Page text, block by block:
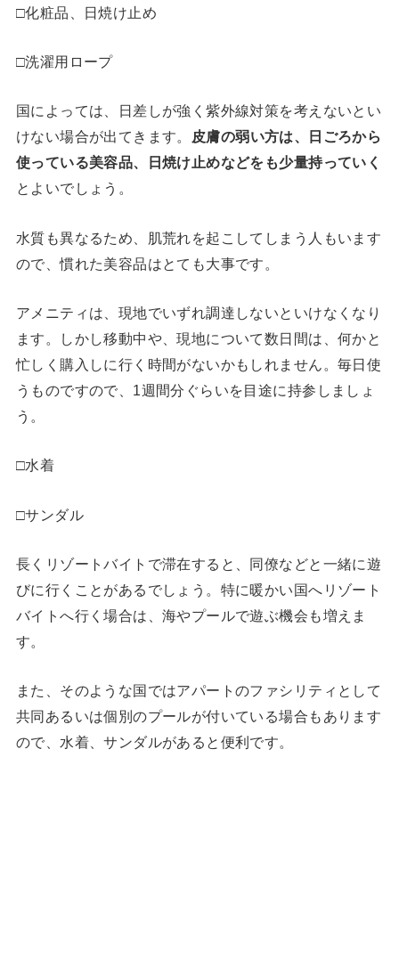
□化粧品、日焼け止め
□洗濯用ロープ
国によっては、日差しが強く紫外線対策を考えないとい
けない場合が出てきます。
皮膚の弱い方は、日ごろから
使っている美容品、日焼け止めなどをも少量持っていく
とよいでしょう。
水質も異なるため、肌荒れを起こしてしまう人もいます
ので、慣れた美容品はとても大事です。
アメニティは、現地でいずれ調達しないといけなくなり
ます。しかし移動中や、現地について数日間は、何かと
忙しく購入しに行く時間がないかもしれません。毎日使
うものですので、1週間分ぐらいを目途に持参しましょ
う。
□水着
□サンダル
長くリゾートバイトで滞在すると、同僚などと一緒に遊
びに行くことがあるでしょう。特に暖かい国へリゾート
バイトへ行く場合は、海やプールで遊ぶ機会も増えま
す。
また、そのような国ではアパートのファシリティとして
共同あるいは個別のプールが付いている場合もあります
ので、水着、サンダルがあると便利です。